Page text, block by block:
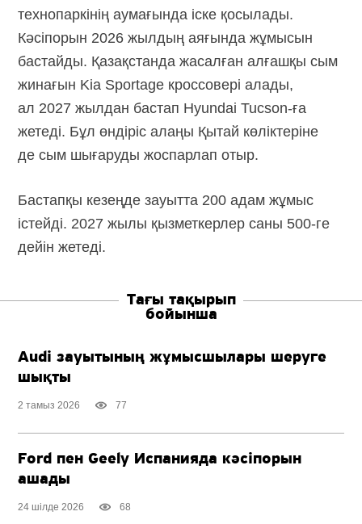
технопаркінің аумағында іске қосылады.
Кәсіпорын 2026 жылдың аяғында жұмысын
бастайды. Қазақстанда жасалған алғашқы сым
жинағын Kia Sportage кроссовері алады,
ал 2027 жылдан бастап Hyundai Tucson-ға
жетеді. Бұл өндіріс алаңы Қытай көліктеріне
де сым шығаруды жоспарлап отыр.
Бастапқы кезеңде зауытта 200 адам жұмыс
істейді. 2027 жылы қызметкерлер саны 500-ге
дейін жетеді.
Тағы тақырып
бойынша
Audi зауытының жұмысшылары шеруге
шықты
2 тамыз 2026 77
Ford пен Geely Испанияда кәсіпорын
ашады
24 шілде 2026 68